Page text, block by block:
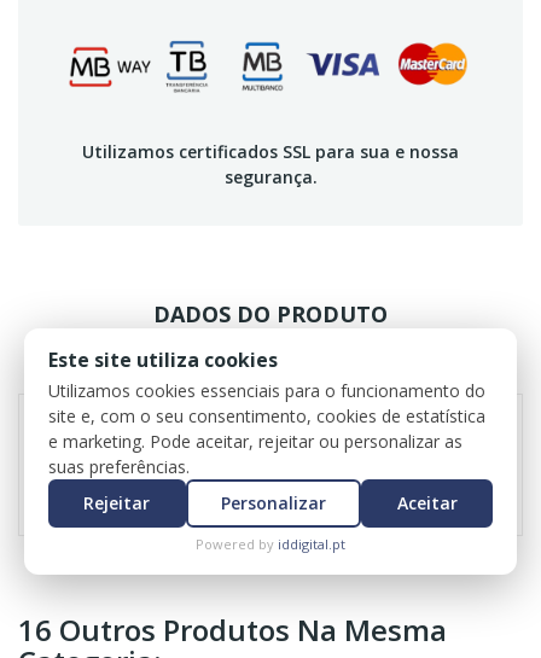
Utilizamos certificados SSL para sua e nossa
segurança.
DADOS DO PRODUTO
REVIEWS
Referência 1061
16 Outros Produtos Na Mesma
Este site utiliza cookies
Utilizamos cookies essenciais para o funcionamento do
site e, com o seu consentimento, cookies de estatística
e marketing. Pode aceitar, rejeitar ou personalizar as
suas preferências.
Rejeitar
Personalizar Aceitar
Powered by iddigital.pt